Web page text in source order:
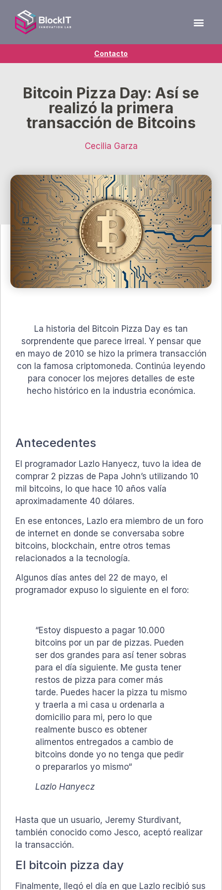
Contacto
Bitcoin Pizza Day: Así se
realizó la primera
transacción de Bitcoins
Cecilia Garza
La historia del Bitcoin Pizza Day es tan
sorprendente que parece irreal. Y pensar que
en mayo de 2010 se hizo la primera transacción
con la famosa criptomoneda. Continúa leyendo
para conocer los mejores detalles de este
hecho histórico en la industria económica.
Antecedentes
El programador Lazlo Hanyecz, tuvo la idea de
comprar 2 pizzas de Papa John’s utilizando 10
mil bitcoins, lo que hace 10 años valía
aproximadamente 40 dólares.
En ese entonces, Lazlo era miembro de un foro
de internet en donde se conversaba sobre
bitcoins, blockchain, entre otros temas
relacionados a la tecnología.
Algunos días antes del 22 de mayo, el
programador expuso lo siguiente en el foro:
“Estoy dispuesto a pagar 10.000
bitcoins por un par de pizzas. Pueden
ser dos grandes para así tener sobras
para el día siguiente. Me gusta tener
restos de pizza para comer más
tarde. Puedes hacer la pizza tu mismo
y traerla a mi casa u ordenarla a
domicilio para mi, pero lo que
realmente busco es obtener
alimentos entregados a cambio de
bitcoins donde yo no tenga que pedir
o prepararlos yo mismo“
Lazlo Hanyecz
Hasta que un usuario, Jeremy Sturdivant,
también conocido como Jesco, aceptó realizar
la transacción.
El bitcoin pizza day
Finalmente, llegó el día en que Lazlo recibió sus